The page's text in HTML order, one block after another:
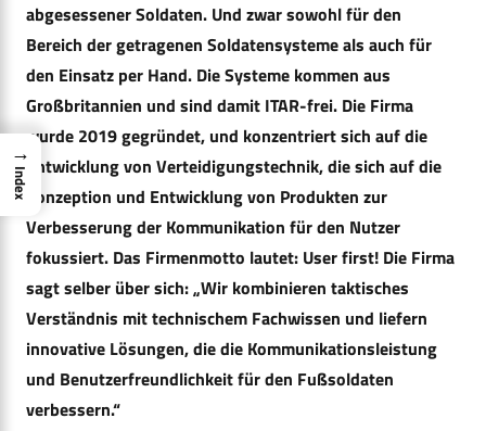
abgesessener Soldaten. Und zwar sowohl für den
Bereich der getragenen Soldatensysteme als auch für
den Einsatz per Hand. Die Systeme kommen aus
Großbritannien und sind damit ITAR-frei. Die Firma
wurde 2019 gegründet, und konzentriert sich auf die
Entwicklung von Verteidigungstechnik, die sich auf die
Konzeption und Entwicklung von Produkten zur
Verbesserung der Kommunikation für den Nutzer
fokussiert. Das Firmenmotto lautet: User first! Die Firma
sagt selber über sich: „Wir kombinieren taktisches
Verständnis mit technischem Fachwissen und liefern
innovative Lösungen, die die Kommunikationsleistung
und Benutzerfreundlichkeit für den Fußsoldaten
verbessern.“
→
Index